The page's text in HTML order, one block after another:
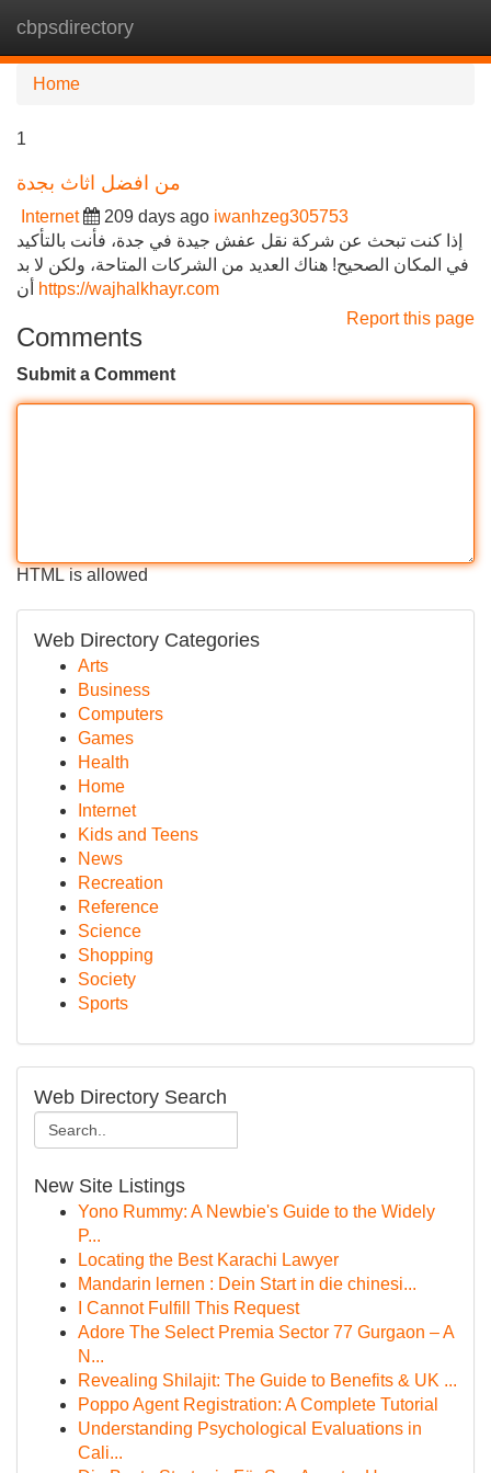
cbpsdirectory
Home
1
من افضل اثاث بجدة
Internet 209 days ago iwanhzeg305753
إذا كنت تبحث عن شركة نقل عفش جيدة في جدة، فأنت بالتأكيد
في المكان الصحيح! هناك العديد من الشركات المتاحة، ولكن لا بد
https://wajhalkhayr.com
Report this page
Comments
Submit a Comment
HTML is allowed
Web Directory Categories
Arts
Business
Computers
Games
Health
Home
Internet
Kids and Teens
News
Recreation
Reference
Science
Shopping
Society
Sports
Web Directory Search
New Site Listings
Yono Rummy: A Newbie's Guide to the Widely
P...
Locating the Best Karachi Lawyer
Mandarin lernen : Dein Start in die chinesi...
I Cannot Fulfill This Request
Adore The Select Premia Sector 77 Gurgaon – A
N...
Revealing Shilajit: The Guide to Benefits & UK ...
Poppo Agent Registration: A Complete Tutorial
Understanding Psychological Evaluations in
Cali...